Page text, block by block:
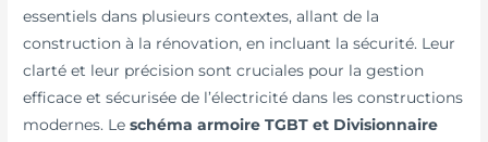
essentiels dans plusieurs contextes, allant de la
construction à la rénovation, en incluant la sécurité. Leur
clarté et leur précision sont cruciales pour la gestion
efficace et sécurisée de l’électricité dans les constructions
modernes. Leschéma armoire TGBT et Divisionnaire